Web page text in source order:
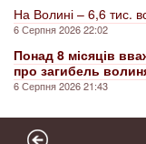
На Волині – 6,6 тис.
6 Серпня 2026 22:02
Понад 8 місяців
про загибель
6 Серпня 2026 21:43